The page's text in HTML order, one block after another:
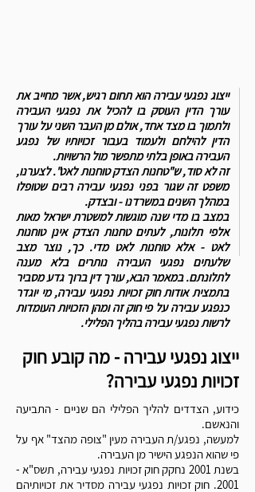
ייצוג נפגעי עבירה הוא תחום רגיש, אשר מחייב את
עורך הדין העוסק בו להכיל את נפגעי העבירה
ולתמוך בו מצד אחד, אולם מן העבר השני על עורך
הדין להילחם ולעמוד בעבור זכויותיו של נפגע
העבירה באופן בלתי מתפשר מול הרשויות.
זה לא סוד, ש"טחנות הצדק טוחנות לאט". לצערנו,
משפט זה שגור בפני נפגעי עבירה רבים שטופלו
במהלך השנים במשרדנו - ובצדק.
במצב בו מדי שנה מוגשות למשטרת ישראל מאות
אלפי תלונות, לעתים טחנות הצדק אינן טוחנות
לאט - אלא טוחנות לאט מדי. כך, נוצר מצב
שלעתים נפגעי העבירה נותרים בלא מענה
לתלונתם. במאמר הבא, עורך דין ברוך גדע מסביר
בתמצית אודות חוק זכויות נפגעי עבירה, מי יוגדר
כנפגע עבירה על פי חוק זה ומהן הזכויות העומדות
לרשות נפגעי עבירה בהליך הפלילי.
ייצוג נפגעי עבירה - מה קובע חוק
זכויות נפגעי עבירה?
כידוע, הצדדים להליך הפלילי הם שניים - התביעה
והנאשם.
למעשה, נפגע/ת העבירה מעין "צופה מהצד" אף על
פי שהוא הנפגע הישיר מן העבירה.
בשנת 2001 נחקק חוק זכויות נפגעי עבירה, תשס"א -
2001. חוק זכויות נפגעי עבירה
מסדיר את זכויותיהם